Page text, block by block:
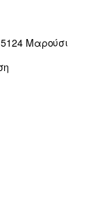
Μαρούσι